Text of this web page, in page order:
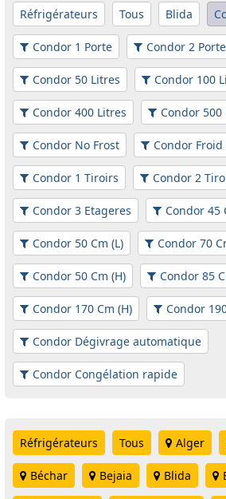
Réfrigérateurs Tous Blida
Condor 1 Porte Condor 2
Condor 50 Litres Condor 100
Condor 400 Litres Condor 500
Condor No Frost Condor
Condor 1 Tiroirs Condor 2
Condor 3 Etageres Condor 45
Condor 50 Cm (L) Condor 70
Condor 50 Cm (H) Condor 85
Condor 170 Cm (H) Condor
Condor Dégivrage automatique
Condor Congélation rapide
Réfrigérateurs Tous Alger
Béchar Bejaia Blida